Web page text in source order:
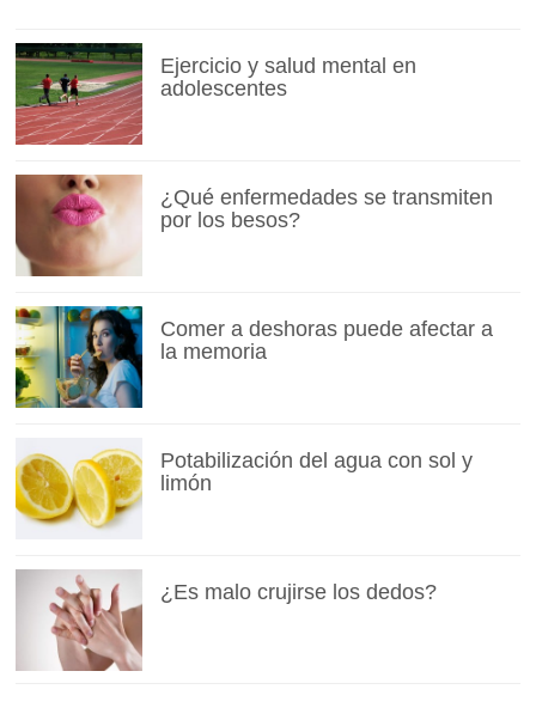
Ejercicio y salud mental en
adolescentes
¿Qué enfermedades se transmiten
por los besos?
Comer a deshoras puede afectar a
la memoria
Potabilización del agua con sol y
limón
¿Es malo crujirse los dedos?